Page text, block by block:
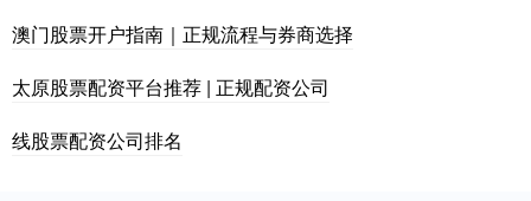
澳门股票开户指南｜正规流程与券商选择
太原股票配资平台推荐 | 正规配资公司
线股票配资公司排名